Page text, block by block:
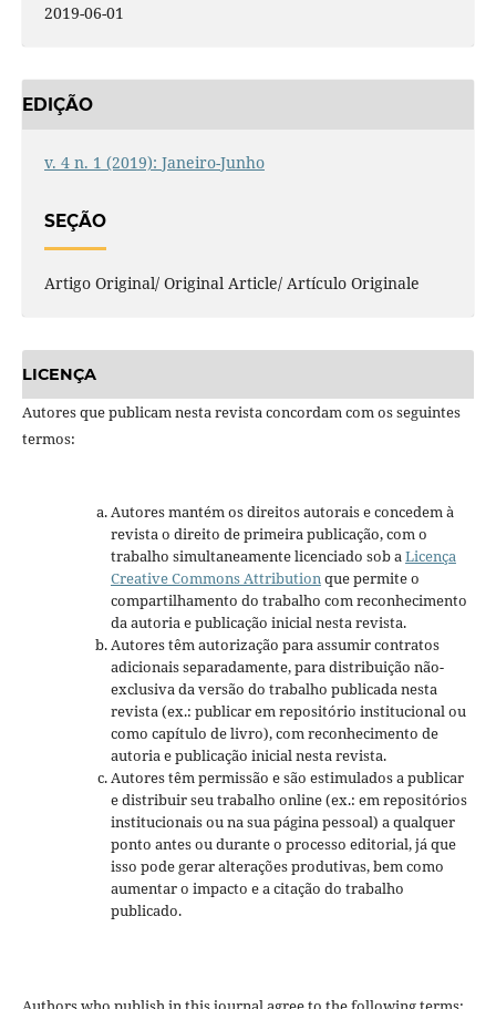
2019-06-01
EDIÇÃO
v. 4 n. 1 (2019): Janeiro-Junho
SEÇÃO
Artigo Original/ Original Article/ Artículo Originale
LICENÇA
Autores que publicam nesta revista concordam com os seguintes
termos:
Autores mantém os direitos autorais e concedem à
revista o direito de primeira publicação, com o
trabalho simultaneamente licenciado sob aLicença
Creative Commons Attributionque permite o
compartilhamento do trabalho com reconhecimento
da autoria e publicação inicial nesta revista.
Autores têm autorização para assumir contratos
adicionais separadamente, para distribuição não-
exclusiva da versão do trabalho publicada nesta
revista (ex.: publicar em repositório institucional ou
como capítulo de livro), com reconhecimento de
autoria e publicação inicial nesta revista.
Autores têm permissão e são estimulados a publicar
e distribuir seu trabalho online (ex.: em repositórios
institucionais ou na sua página pessoal) a qualquer
ponto antes ou durante o processo editorial, já que
isso pode gerar alterações produtivas, bem como
aumentar o impacto e a citação do trabalho
publicado.